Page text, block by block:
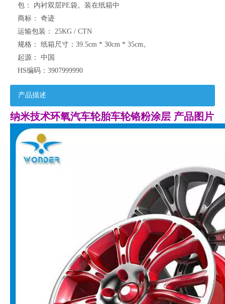
包：
内衬双层PE袋。装在纸箱中
商标：
奇迹
运输包装：
25KG / CTN
规格：
纸箱尺寸：39.5cm * 30cm * 35cm。
起源：
中国
HS编码： 3907999990
产品描述
纳米技术环氧汽车轮胎车轮铬粉涂层 产品图片